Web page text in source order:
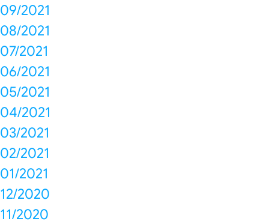
09/2021
08/2021
07/2021
06/2021
05/2021
04/2021
03/2021
02/2021
01/2021
12/2020
11/2020